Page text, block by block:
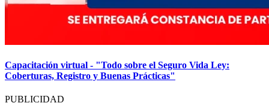
Capacitación virtual - "Todo sobre el Seguro Vida Ley:
Coberturas, Registro y Buenas Prácticas"
PUBLICIDAD